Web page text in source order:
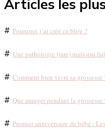
Articles les
# Pourquoi j’ai créé ce blog ?
# Une pathologie (rare) mais qui
# Comment bien vivre sa grossesse
# Que manger pendant la grossesse
# Premier anniversaire de bébé :